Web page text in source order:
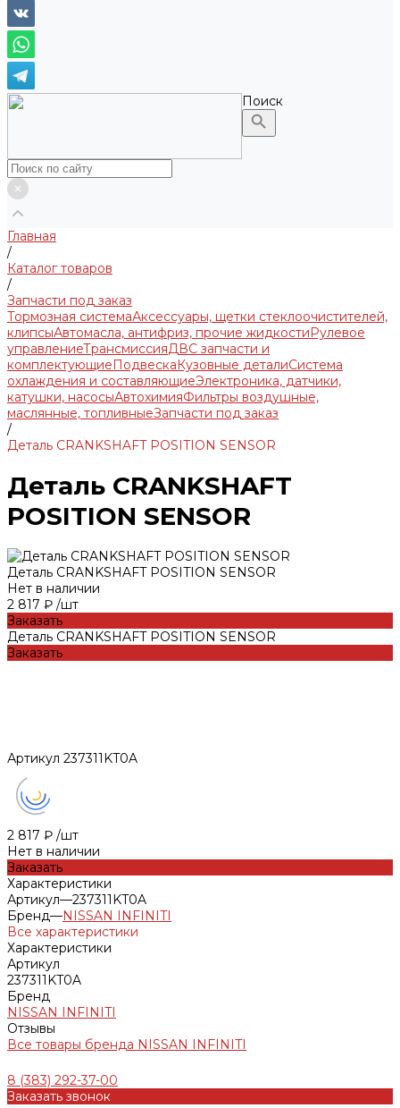
Поиск
Главная
/
Каталог товаров
/
Запчасти под заказ
Тормозная системаАксессуары, щетки стеклоочистителей,
клипсыАвтомасла, антифриз, прочие жидкостиРулевое
управлениеТрансмиссияДВС запчасти и
комплектующиеПодвескаКузовные деталиСистема
охлаждения и составляющиеЭлектроника, датчики,
катушки, насосыАвтохимияФильтры воздушные,
маслянные, топливныеЗапчасти под заказ
/
Деталь CRANKSHAFT POSITION SENSOR
Деталь CRANKSHAFT
POSITION SENSOR
Деталь CRANKSHAFT POSITION SENSOR
Нет в наличии
2 817 ₽ /шт
Заказать
Деталь CRANKSHAFT POSITION SENSOR
Заказать
Артикул 237311KT0A
2 817 ₽ /шт
Нет в наличии
Заказать
Характеристики
Артикул—237311KT0A
Бренд—NISSAN INFINITI
Все характеристики
Характеристики
Артикул
237311KT0A
Бренд
NISSAN INFINITI
Отзывы
Все товары бренда NISSAN INFINITI
8 (383) 292-37-00
Заказать звонок